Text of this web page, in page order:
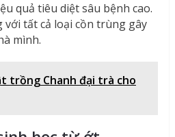
quả tiêu diệt sâu bệnh cao.
với tất cả loại cồn trùng gây
mình.
trồng Chanh đại trà cho